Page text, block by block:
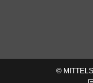
©